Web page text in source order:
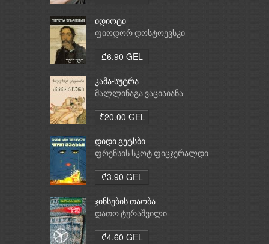
იდიოტი
ფიოდორ დოსტოევსკი
₾6.90 GEL
კამა-სუტრა
მალლინაგა ვაციაიანა
₾20.00 GEL
დიდი გეტსბი
ფრენსის სკოტ ფიცჯერალდი
₾3.90 GEL
ჯინსების თაობა
დათო ტურაშვილი
₾4.60 GEL